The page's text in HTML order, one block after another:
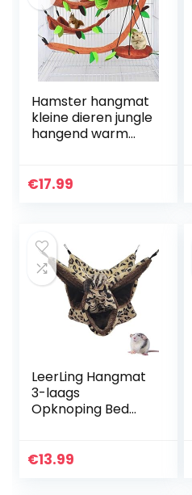
Hamster hangmat
kleine dieren jungle
hangend warm
bospatroon kooi
Sugar Glider
eekhoorntjes
hamster spelen (5
stuks)
€17.99
LeerLing Hangmat
3-laags
Opknoping Bed
Haken Voor Rat
€13.99